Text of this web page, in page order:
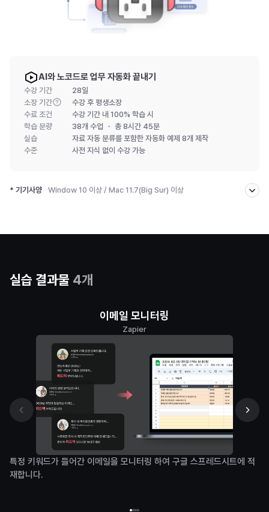
AI와 노코드로 업무 자동화 끝내기
수강 기간
28일
소장 기간
수강 후 평생소장
수료 조건
수강 기간 내 100% 학습 시
학습 분량
38개 수업 ・ 총 8시간 45분
실습
자료 자동 분류를 포함한 자동화 예제 8개 제작
수준
사전 지식 없이 수강 가능
* 기기사양 Window 10 이상 / Mac 11.7(Big Sur) 이상
- 윈도우 : 버전 10 이상 / RAM 8G 이상 / i5 이상 / 64bit 이상
- Mac : 11.7 (Big Sur) 이상
실습 결과물 4개
이메일 모니터링
Zapier
특정 키워드가 들어간 이메일을 모니터링 하여 구글 스프레드시트에 적
재합니다.